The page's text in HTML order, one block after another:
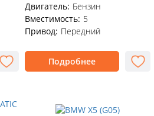
Двигатель: Бензин
Вместимость: 5
Привод: Передний
Подробнее